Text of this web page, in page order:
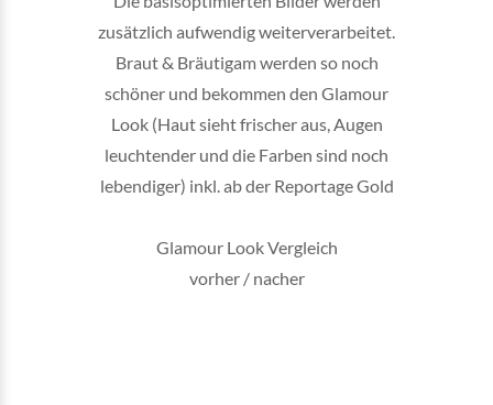
zusätzlich aufwendig weiterverarbeitet.
Braut & Bräutigam werden so noch
schöner und bekommen den Glamour
Look (Haut sieht frischer aus, Augen
leuchtender und die Farben sind noch
lebendiger) inkl. ab der Reportage Gold
Glamour Look Vergleich
vorher / nacher